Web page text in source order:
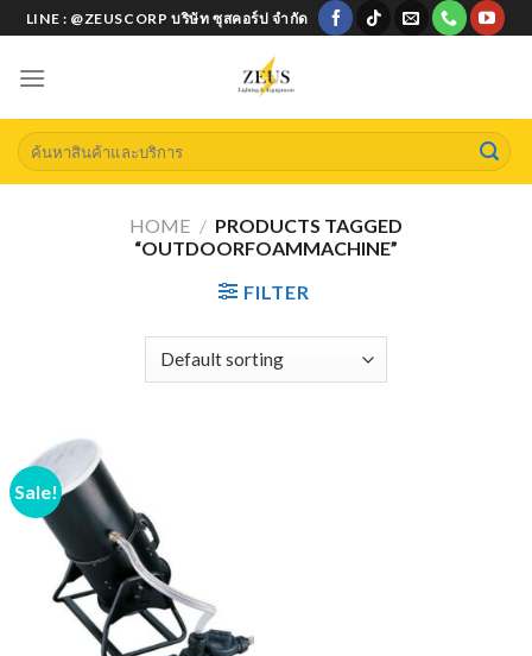
Skip
to
content
LINE : @ZEUSCORP บริษัท ซุสคอร์ป จำกัด
Search
for:
HOME / PRODUCTS TAGGED
“OUTDOORFOAMMACHINE”
FILTER
Sale!